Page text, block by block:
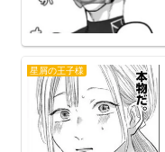
星屑の王子様